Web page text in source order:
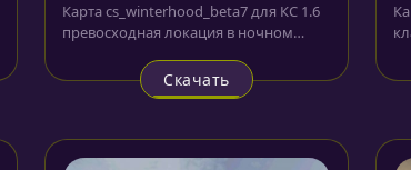
Карта cs_winterhood_beta7 для КС 1.6
превосходная локация в ночном
Скачать